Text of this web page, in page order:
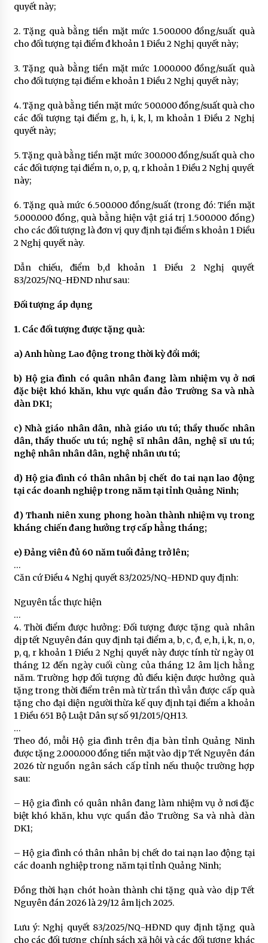
quyết này;
2. Tặng quà bằng tiền mặt mức 1.500.000 đồng/suất quà
cho đối tượng tại điểm đ khoản 1 Điều 2 Nghị quyết này;
3. Tặng quà bằng tiền mặt mức 1.000.000 đồng/suất quà
cho đối tượng tại điểm e khoản 1 Điều 2 Nghị quyết này;
4. Tặng quà bằng tiền mặt mức 500.000 đồng/suất quà cho
các đối tượng tại điểm g, h, i, k, l, m khoản 1 Điều 2 Nghị
quyết này;
5. Tặng quà bằng tiền mặt mức 300.000 đồng/suất quà cho
các đối tượng tại điểm n, o, p, q, r khoản 1 Điều 2 Nghị quyết
này;
6. Tặng quà mức 6.500.000 đồng/suất (trong đó: Tiền mặt
5.000.000 đồng, quà bằng hiện vật giá trị 1.500.000 đồng)
cho các đối tượng là đơn vị quy định tại điểm s khoản 1 Điều
2 Nghị quyết này.
Dẫn chiếu, điểm b,d khoản 1 Điều 2 Nghị quyết
83/2025/NQ-HĐND như sau:
Đối tượng áp dụng
1. Các đối tượng được tặng quà:
a) Anh hùng Lao động trong thời kỳ đổi mới;
b) Hộ gia đình có quân nhân đang làm nhiệm vụ ở nơi
đặc biệt khó khăn, khu vực quần đảo Trường Sa và nhà
dàn DK1;
c) Nhà giáo nhân dân, nhà giáo ưu tú; thầy thuốc nhân
dân, thầy thuốc ưu tú; nghệ sĩ nhân dân, nghệ sĩ ưu tú;
nghệ nhân nhân dân, nghệ nhân ưu tú;
d) Hộ gia đình có thân nhân bị chết do tai nạn lao động
tại các doanh nghiệp trong năm tại tỉnh Quảng Ninh;
đ) Thanh niên xung phong hoàn thành nhiệm vụ trong
kháng chiến đang hưởng trợ cấp hằng tháng;
e) Đảng viên đủ 60 năm tuổi đảng trở lên;
…
Căn cứ Điều 4 Nghị quyết 83/2025/NQ-HĐND quy định:
Nguyên tắc thực hiện
…
4. Thời điểm được hưởng: Đối tượng được tặng quà nhân
dịp tết Nguyên đán quy định tại điểm a, b, c, đ, e, h, i, k, n, o,
p, q, r khoản 1 Điều 2 Nghị quyết này được tính từ ngày 01
tháng 12 đến ngày cuối cùng của tháng 12 âm lịch hằng
năm. Trường hợp đối tượng đủ điều kiện được hưởng quà
tặng trong thời điểm trên mà từ trần thì vẫn được cấp quà
tặng cho đại diện người thừa kế quy định tại điểm a khoản
1 Điều 651 Bộ Luật Dân sự số 91/2015/QH13.
…
Theo đó, mỗi Hộ gia đình trên địa bàn tỉnh Quảng Ninh
được tặng 2.000.000 đồng tiền mặt vào dịp Tết Nguyên đán
2026 từ nguồn ngân sách cấp tỉnh nếu thuộc trường hợp
sau:
– Hộ gia đình có quân nhân đang làm nhiệm vụ ở nơi đặc
biệt khó khăn, khu vực quần đảo Trường Sa và nhà dàn
DK1;
– Hộ gia đình có thân nhân bị chết do tai nạn lao động tại
các doanh nghiệp trong năm tại tỉnh Quảng Ninh;
Đồng thời hạn chót hoàn thành chi tặng quà vào dịp Tết
Nguyên đán 2026 là 29/12 âm lịch 2025.
Lưu ý: Nghị quyết 83/2025/NQ-HĐND quy định tặng quà
cho các đối tượng chính sách xã hội và các đối tượng khác